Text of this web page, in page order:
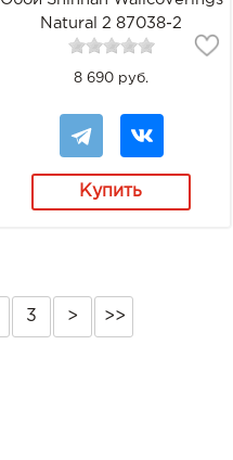
Natural 2 87038-2
8 690 руб.
Купить
3 > >>